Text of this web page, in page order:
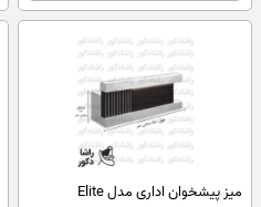
میز پیشخوان اداری مدل Elite